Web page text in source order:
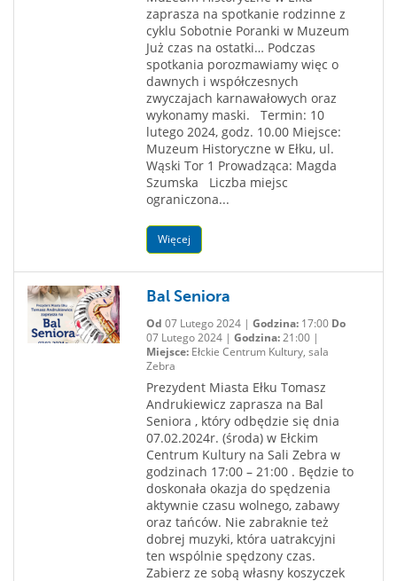
zaprasza na spotkanie rodzinne z
cyklu Sobotnie Poranki w Muzeum
Już czas na ostatki… Podczas
spotkania porozmawiamy więc o
dawnych i współczesnych
zwyczajach karnawałowych oraz
wykonamy maski. Termin: 10
lutego 2024, godz. 10.00 Miejsce:
Muzeum Historyczne w Ełku, ul.
Wąski Tor 1 Prowadząca: Magda
Szumska Liczba miejsc
ograniczona...
Więcej
Bal Seniora
Od 07 Lutego 2024 | Godzina:17:00 Do
07 Lutego 2024 | Godzina:21:00 |
Miejsce:Ełckie Centrum Kultury, sala
Zebra
Prezydent Miasta Ełku Tomasz
Andrukiewicz zaprasza na Bal
Seniora , który odbędzie się dnia
07.02.2024r. (środa) w Ełckim
Centrum Kultury na Sali Zebra w
godzinach 17:00 – 21:00 . Będzie to
doskonała okazja do spędzenia
aktywnie czasu wolnego, zabawy
oraz tańców. Nie zabraknie też
dobrej muzyki, która uatrakcyjni
ten wspólnie spędzony czas.
Zabierz ze sobą własny koszyczek